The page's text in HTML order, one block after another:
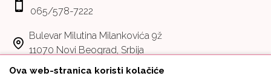
065/578-7222
Bulevar Milutina Milankovića 9ž
11070 Novi Beograd, Srbija
Ova web-stranica koristi kolačiće